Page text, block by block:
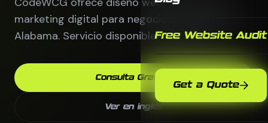
Free Website Audit
Get a Quote
marketing digital para negocios en Huntsville,
Alabama. Servicio disponible en espanol.
Consulta Gratis
Ver en ingles